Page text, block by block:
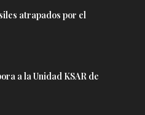
atrapados por el
a la Unidad KSAR de